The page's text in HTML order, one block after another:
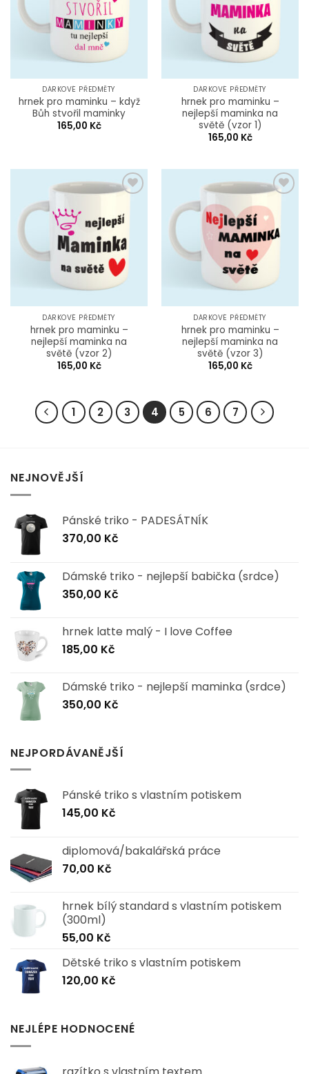
DÁRKOVÉ PŘEDMĚTY
hrnek pro maminku – když
Bůh stvořil maminky
165,00 Kč
DÁRKOVÉ PŘEDMĚTY
hrnek pro maminku –
nejlepší maminka na
světě (vzor 1)
165,00 Kč
Wishlist
DÁRKOVÉ PŘEDMĚTY
hrnek pro maminku –
nejlepší maminka na
světě (vzor 2)
165,00 Kč
Add to
Wishlist
DÁRKOVÉ PŘEDMĚTY
hrnek pro maminku –
nejlepší maminka na
světě (vzor 3)
165,00 Kč
1 2 3 4 5 6 7
NEJNOVĚJŠÍ
Pánské triko - PADESÁTNÍK
370,00 Kč
Dámské triko - nejlepší babička (srdce)
350,00 Kč
hrnek latte malý - I love Coffee
185,00 Kč
Dámské triko - nejlepší maminka (srdce)
350,00 Kč
NEJPORDÁVANĚJŠÍ
Pánské triko s vlastním potiskem
145,00 Kč
diplomová/bakalářská práce
70,00 Kč
hrnek bílý standard s vlastním potiskem
(300ml)
55,00 Kč
Dětské triko s vlastním potiskem
120,00 Kč
NEJLÉPE HODNOCENÉ